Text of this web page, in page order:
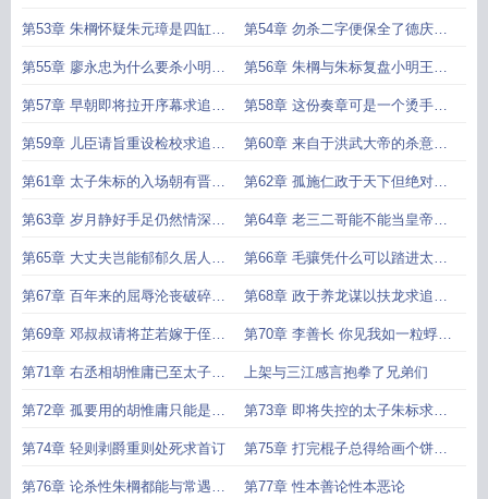
追读求月票求推荐票 追读求月票求推荐票
第53章 朱棡怀疑朱元璋是四缸的
配置求追读求月票求推荐票
第54章 勿杀二字便保全了德庆侯
性命求追读求月票求推荐票
第55章 廖永忠为什么要杀小明王
韩林儿求追读求月票求推荐票
第56章 朱棡与朱标复盘小明王之
死求追读求月票求推荐票
第57章 早朝即将拉开序幕求追读
求月票求推荐票
第58章 这份奏章可是一个烫手山
芋求追读求月票求推荐票
第59章 儿臣请旨重设检校求追读
求月票求推荐票
第60章 来自于洪武大帝的杀意求
追读求月票求推荐票
第61章 太子朱标的入场朝有晋王
党求追读求月票求推荐票
第62章 孤施仁政于天下但绝对不
妥协求追读求月票求推荐票
第63章 岁月静好手足仍然情深求
追读求月票求推荐票
第64章 老三二哥能不能当皇帝求
追读求月票求推荐票
第65章 大丈夫岂能郁郁久居人下
求追读求月票求推荐票
第66章 毛骧凭什么可以踏进太原
府求追读求月票求推荐票
第67章 百年来的屈辱沦丧破碎山
河求追读求月票求推荐票
第68章 政于养龙谋以扶龙求追读
求月票求推荐票
第69章 邓叔叔请将芷若嫁于侄儿
求追读求月票求推荐票
第70章 李善长 你见我如一粒蜉蝣
见青天求追读求月票求推荐票
第71章 右丞相胡惟庸已至太子东
宫求追读求月票求推荐票
上架与三江感言抱拳了兄弟们
第72章 孤要用的胡惟庸只能是条
狗求首订
第73章 即将失控的太子朱标求首
订
第74章 轻则剥爵重则处死求首订 第75章 打完棍子总得给画个饼吧
求首订
第76章 论杀性朱棡都能与常遇春 第77章 性本善论性本恶论